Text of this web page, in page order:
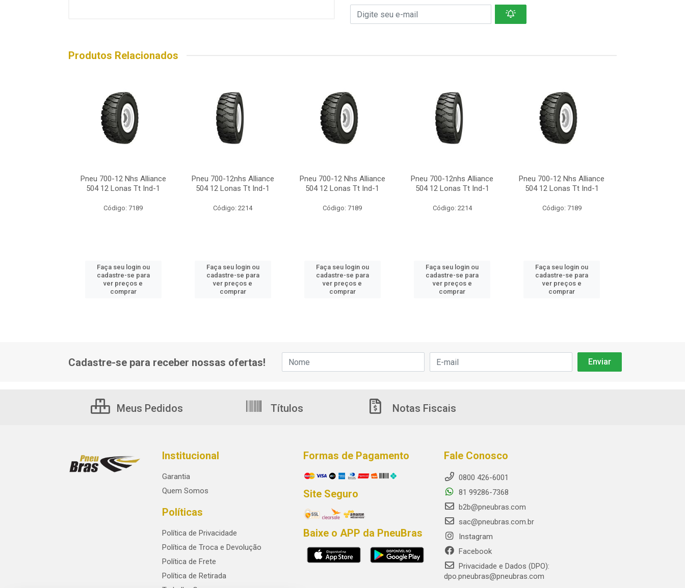
Produtos Relacionados
Pneu 700-12 Nhs Alliance
504 12 Lonas Tt Ind-1
Código: 7189
Faça seu login ou
cadastre-se para
ver preços e
comprar
Pneu 700-12nhs Alliance
504 12 Lonas Tt Ind-1
Código: 2214
Faça seu login ou
cadastre-se para
ver preços e
comprar
Pneu 700-12 Nhs Alliance
504 12 Lonas Tt Ind-1
Código: 7189
Faça seu login ou
cadastre-se para
ver preços e
comprar
Pneu 700-12nhs Alliance
504 12 Lonas Tt Ind-1
Código: 2214
Faça seu login ou
cadastre-se para
ver preços e
comprar
Pneu 700-12 Nhs Alliance
504 12 Lonas Tt Ind-1
Código: 7189
Faça seu login ou
cadastre-se para
ver preços e
comprar
Cadastre-se para receber nossas ofertas!
Meus Pedidos Títulos Notas Fiscais
Institucional
Garantia
Quem Somos
Políticas
Política de Privacidade
Política de Troca e Devolução
Política de Frete
Política de Retirada
Formas de Pagamento
Site Seguro
Baixe o APP da PneuBras
Fale Conosco
0800 426-6001
81 99286-7368
b2b@pneubras.com
sac@pneubras.com.br
Instagram
Facebook
Privacidade e Dados (DPO):
dpo.pneubras@pneubras.com